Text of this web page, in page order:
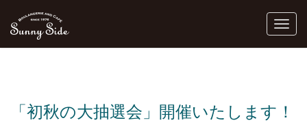
「初秋の大抽選会」開催いたします！